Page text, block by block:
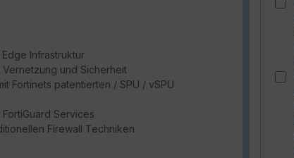
Infrastruktur
und Sicherheit
Fortinets patentierten / SPU / vSPU
Services
Firewall Techniken